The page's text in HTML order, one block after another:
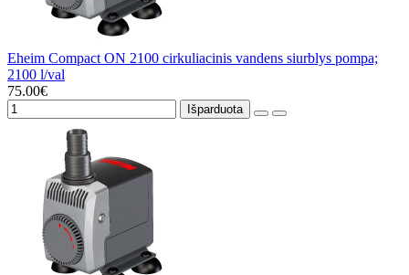
Eheim Compact ON 2100 cirkuliacinis vandens siurblys pompa;
2100 l/val
75.00€
Išparduota